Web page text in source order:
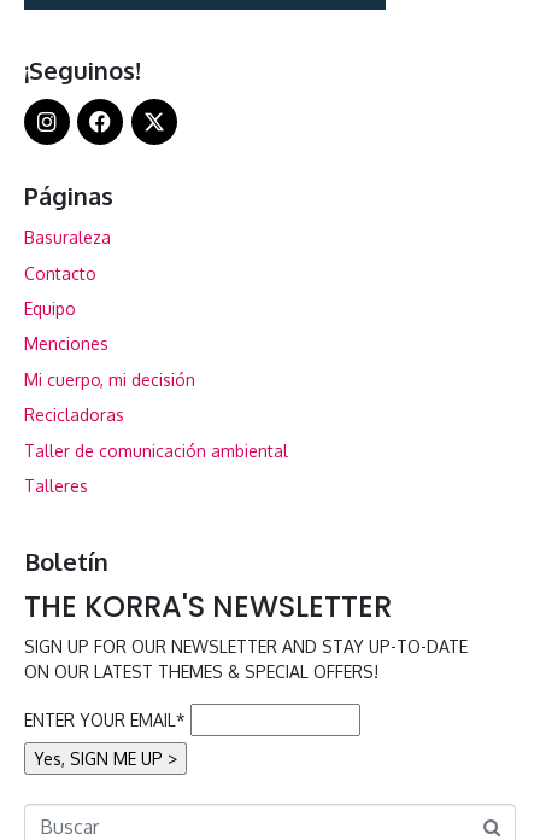
¡Seguinos!
Páginas
Basuraleza
Contacto
Equipo
Menciones
Mi cuerpo, mi decisión
Recicladoras
Taller de comunicación ambiental
Talleres
Boletín
THE KORRA'S NEWSLETTER
SIGN UP FOR OUR NEWSLETTER AND STAY UP-TO-DATE
ON OUR LATEST THEMES & SPECIAL OFFERS!
ENTER YOUR EMAIL*